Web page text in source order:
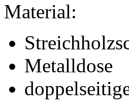
Material:
Metalldose